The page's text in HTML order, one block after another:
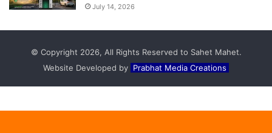
July 14, 2026
© Copyright 2026, All Rights Reserved to Sahet Mahet.
Website Developed by Prabhat Media Creations